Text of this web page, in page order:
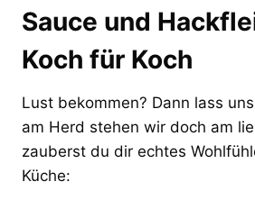
Sauce und
Koch für Koch
Lust bekommen? Dann lass
am Herd stehen wir doch am
zauberst du dir echtes
Küche: